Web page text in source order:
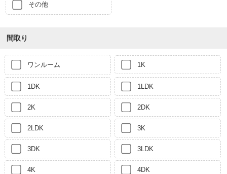
その他
間取り
ワンルーム 1K
1DK 1LDK
2K 2DK
2LDK 3K
3DK 3LDK
4K 4DK